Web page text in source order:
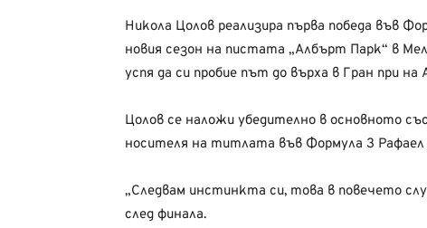
Никола Цолов реализира първа победа във
новия сезон на пистата „Албърт Парк“ в
успя да си пробие път до върха в Гран при
Цолов се наложи убедително в основното
носителя на титлата във Формула 3 Рафаел
„Следвам инстинкта си, това в повечето
след финала.